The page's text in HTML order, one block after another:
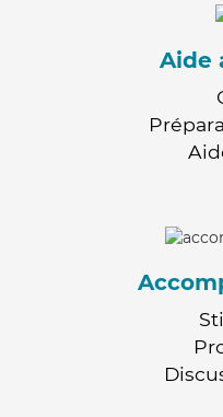
Aide